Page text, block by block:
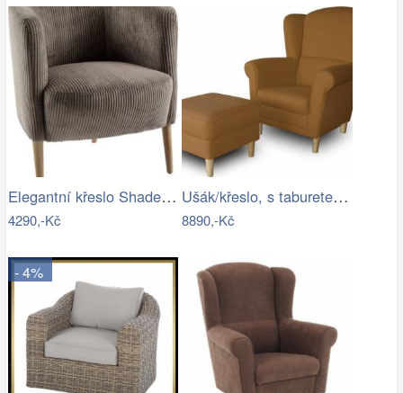
Elegantní křeslo Shadea šedobéžová…
4290,-Kč
Ušák/křeslo, s taburetem, látka hnědá,…
8890,-Kč
- 4%